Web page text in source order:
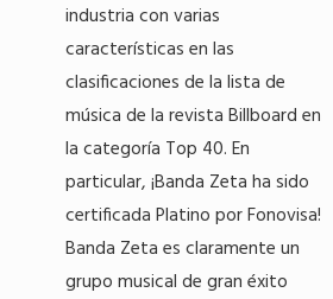
industria con varias
características en las
clasificaciones de la lista de
música de la revista Billboard en
la categoría Top 40. En
particular, ¡Banda Zeta ha sido
certificada Platino por Fonovisa!
Banda Zeta es claramente un
grupo musical de gran éxito